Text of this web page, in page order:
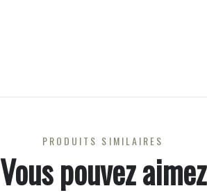
PRODUITS SIMILAIRES
Vous pouvez aimez